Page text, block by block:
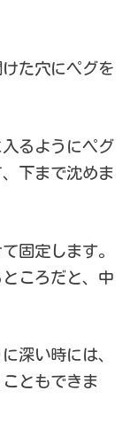
た穴にペグを
るようにペグ
下まで沈めま
固定します。
ころだと、中
深い時には、
ともできま